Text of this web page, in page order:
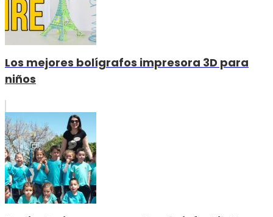
Los mejores bolígrafos impresora 3D para
niños